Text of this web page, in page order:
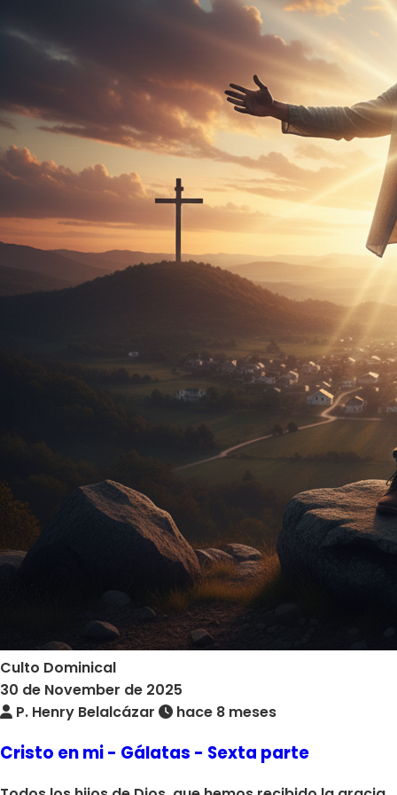
enseñanzas del culto dominical: Cristo en mí.
Culto Dominical
30 de November de 2025
P. Henry Belalcázar
hace 8 meses
Cristo en mi - Gálatas - Sexta parte